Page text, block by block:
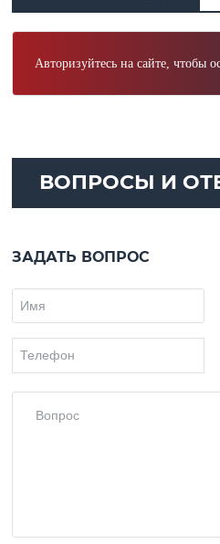
Авторизуйтесь на сайте, чтобы
ВОПРОСЫ И
ЗАДАТЬ ВОПРОС